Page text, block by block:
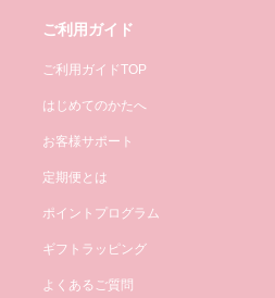
ご利用ガイド
ご利用ガイドTOP
はじめてのかたへ
お客様サポート
定期便とは
ポイントプログラム
ギフトラッピング
よくあるご質問